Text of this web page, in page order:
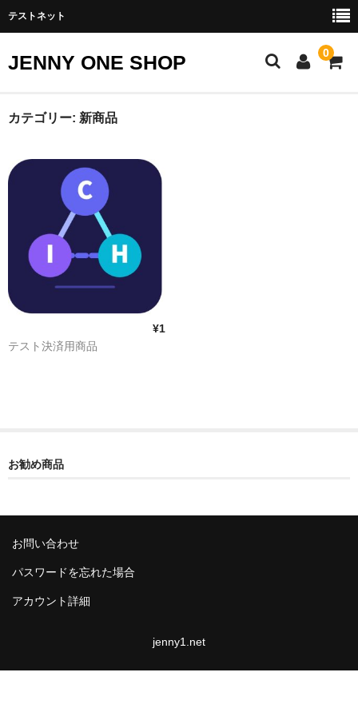
テストネット
JENNY ONE SHOP 0
ポゼット
シアリス Generic
バイアグラ Generic
レビトラ Generic
スキンケア
シミ・ソバカス
ニキビ
早漏改善薬
早漏防止
カテゴリー: 新商品
¥1
テスト決済用商品
お勧め商品
お問い合わせ
パスワードを忘れた場合
アカウント詳細
jenny1.net